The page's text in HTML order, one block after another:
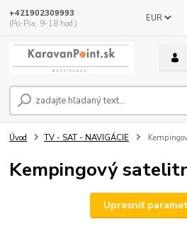
EUR
+421902309993
(Po-Pia, 9-18 hod.)
Úvod TV - SAT - NAVIGÁCIE
Kempingový
Upresniť